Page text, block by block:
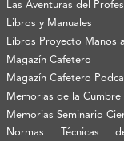
Las Aventuras del
Libros y Manuales
Libros Proyecto Manos
Magazín Cafetero
Magazín Cafetero
Memorias de la Cumbre
Memorias Seminario
Normas Técnicas